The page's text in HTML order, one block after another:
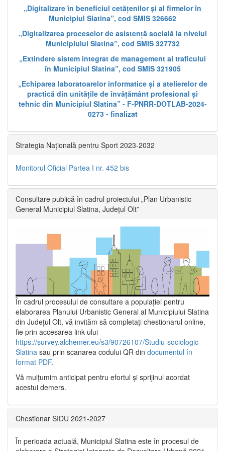
„Digitalizare în beneficiul cetățenilor și al firmelor în
Municipiul Slatina”, cod SMIS 326662
„Digitalizarea proceselor de asistență socială la nivelul
Municipiului Slatina”, cod SMIS 327732
„Extindere sistem integrat de management al traficului
în Municipiul Slatina”, cod SMIS 321905
„Echiparea laboratoarelor informatice și a atelierelor de
practică din unitățile de învățământ profesional și
tehnic din Municipiul Slatina” - F-PNRR-DOTLAB-2024-
0273 - finalizat
Strategia Națională pentru Sport 2023-2032
Monitorul Oficial Partea I nr. 452 bis
Consultare publică în cadrul proiectului „Plan Urbanistic
General Municipiul Slatina, Județul Olt”
În cadrul procesului de consultare a populaţiei pentru
elaborarea Planului Urbanistic General al Municipiului Slatina
din Județul Olt, vă invităm să completați chestionarul online,
fie prin accesarea link-ului
https://survey.alchemer.eu/s3/90726107/Studiu-sociologic-
Slatina sau prin scanarea codului QR din documentul în
format PDF.
Vă mulţumim anticipat pentru efortul şi sprijinul acordat
acestui demers.
Chestionar SIDU 2021-2027
În perioada actuală, Municipiul Slatina este în procesul de